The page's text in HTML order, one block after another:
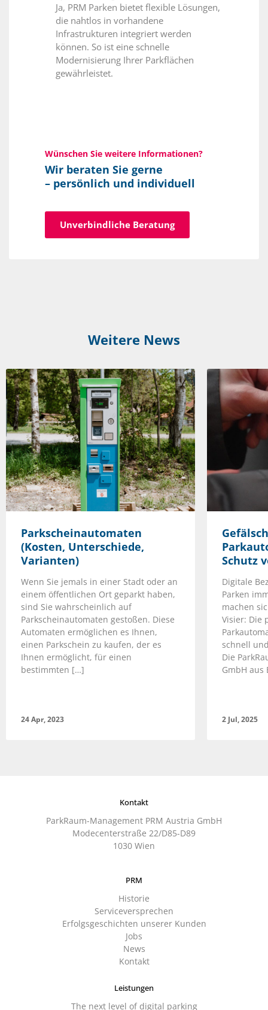
Ja, PRM Parken bietet flexible Lösungen,
die nahtlos in vorhandene
Infrastrukturen integriert werden
können. So ist eine schnelle
Modernisierung Ihrer Parkflächen
gewährleistet.
Wünschen Sie weitere Informationen?
Wir beraten Sie gerne
– persönlich und individuell
Unverbindliche Beratung
Weitere News
Parkscheinautomaten
(Kosten, Unterschiede,
Varianten)
Wenn Sie jemals in einer Stadt oder an
einem öffentlichen Ort geparkt haben,
sind Sie wahrscheinlich auf
Parkscheinautomaten gestoßen. Diese
Automaten ermöglichen es Ihnen,
einen Parkschein zu kaufen, der es
Ihnen ermöglicht, für einen
bestimmten […]
24 Apr, 2023
Schutz
Digitale
Parken
machen
Visier: Die
schnell
Die
GmbH
2 Jul, 2025
Kontakt
ParkRaum-Management PRM Austria GmbH
Modecenterstraße 22/D85-D89
1030 Wien
PRM
Historie
Serviceversprechen
Erfolgsgeschichten unserer Kunden
Jobs
News
Kontakt
Leistungen
The next level of digital parking